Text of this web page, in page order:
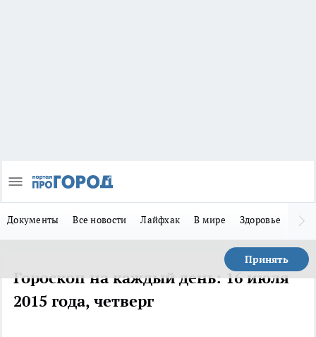
Документы Все новости Лайфхак В мире Здоровье
Принять
Гороскоп на каждый день: 16 июля
2015 года, четверг